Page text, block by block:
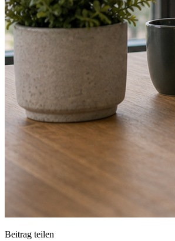
Beitrag teilen